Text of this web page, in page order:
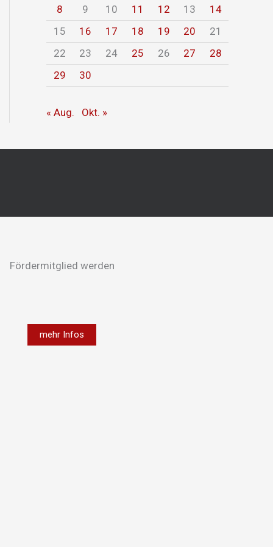
8
9 10 11 12 13
14
15
16 17 18 19 20
21
22
23 24 25 26 27
28
29
30
« Aug. Okt. »
Fördermitglied werden
mehr Infos